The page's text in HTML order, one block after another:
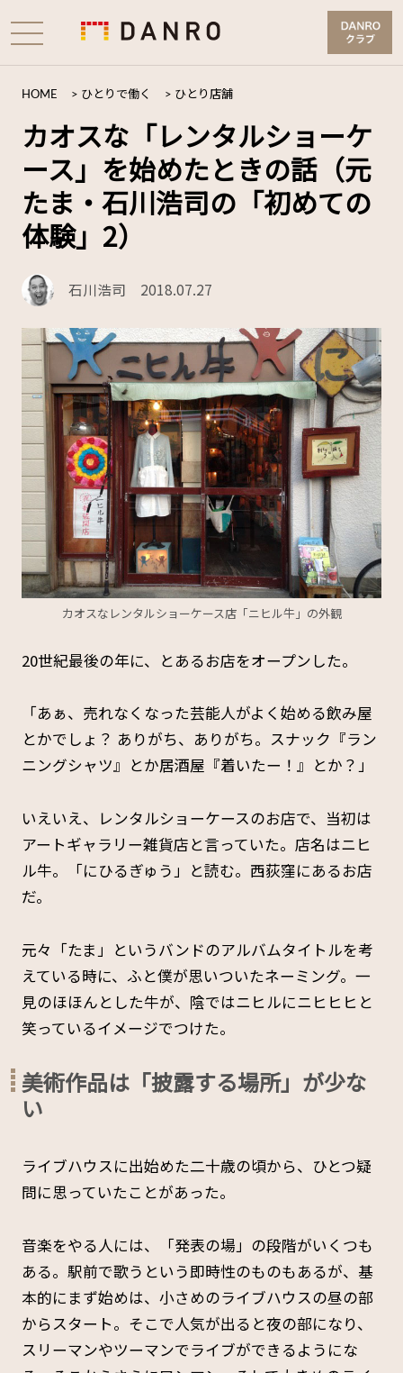
HOME > ひとりで働く > ひとり店舗
カオスな「レンタルショーケ
ース」を始めたときの話（元
たま・石川浩司の「初めての
体験」2）
石川浩司 2018.07.27
カオスなレンタルショーケース店「ニヒル牛」の外観
20世紀最後の年に、とあるお店をオープンした。
「あぁ、売れなくなった芸能人がよく始める飲み屋
とかでしょ？ ありがち、ありがち。スナック『ラン
ニングシャツ』とか居酒屋『着いたー！』とか？」
いえいえ、レンタルショーケースのお店で、当初は
アートギャラリー雑貨店と言っていた。店名はニヒ
ル牛。「にひるぎゅう」と読む。西荻窪にあるお店
だ。
元々「たま」というバンドのアルバムタイトルを考
えている時に、ふと僕が思いついたネーミング。一
見のほほんとした牛が、陰ではニヒルにニヒヒヒと
笑っているイメージでつけた。
美術作品は「披露する場所」が少な
い
ライブハウスに出始めた二十歳の頃から、ひとつ疑
問に思っていたことがあった。
音楽をやる人には、「発表の場」の段階がいくつも
ある。駅前で歌うという即時性のものもあるが、基
本的にまず始めは、小さめのライブハウスの昼の部
からスタート。そこで人気が出ると夜の部になり、
スリーマンやツーマンでライブができるようにな